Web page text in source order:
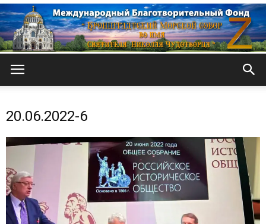
собор
20.06.2022-6